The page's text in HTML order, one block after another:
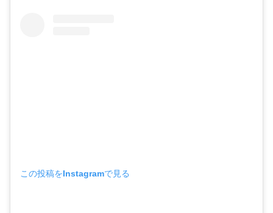
この投稿をInstagramで見る